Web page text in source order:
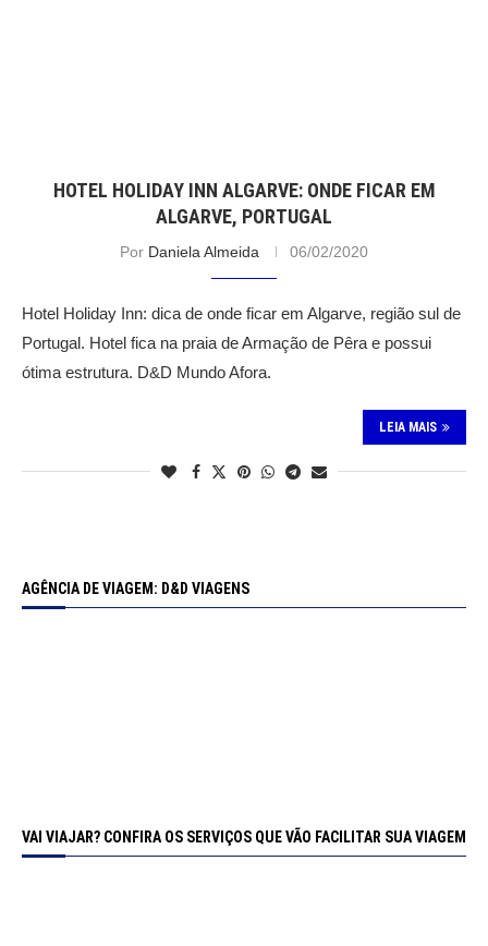
HOTEL HOLIDAY INN ALGARVE: ONDE FICAR EM
ALGARVE, PORTUGAL
Por Daniela Almeida 06/02/2020
Hotel Holiday Inn: dica de onde ficar em Algarve, região sul de
Portugal. Hotel fica na praia de Armação de Pêra e possui
ótima estrutura. D&D Mundo Afora.
LEIA MAIS
AGÊNCIA DE VIAGEM: D&D VIAGENS
VAI VIAJAR? CONFIRA OS SERVIÇOS QUE VÃO FACILITAR SUA VIAGEM